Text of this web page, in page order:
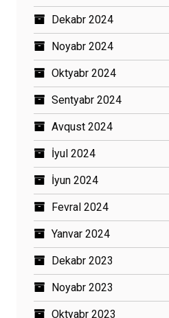
Dekabr 2024
Noyabr 2024
Oktyabr 2024
Sentyabr 2024
Avqust 2024
İyul 2024
İyun 2024
Fevral 2024
Yanvar 2024
Dekabr 2023
Noyabr 2023
Oktyabr 2023